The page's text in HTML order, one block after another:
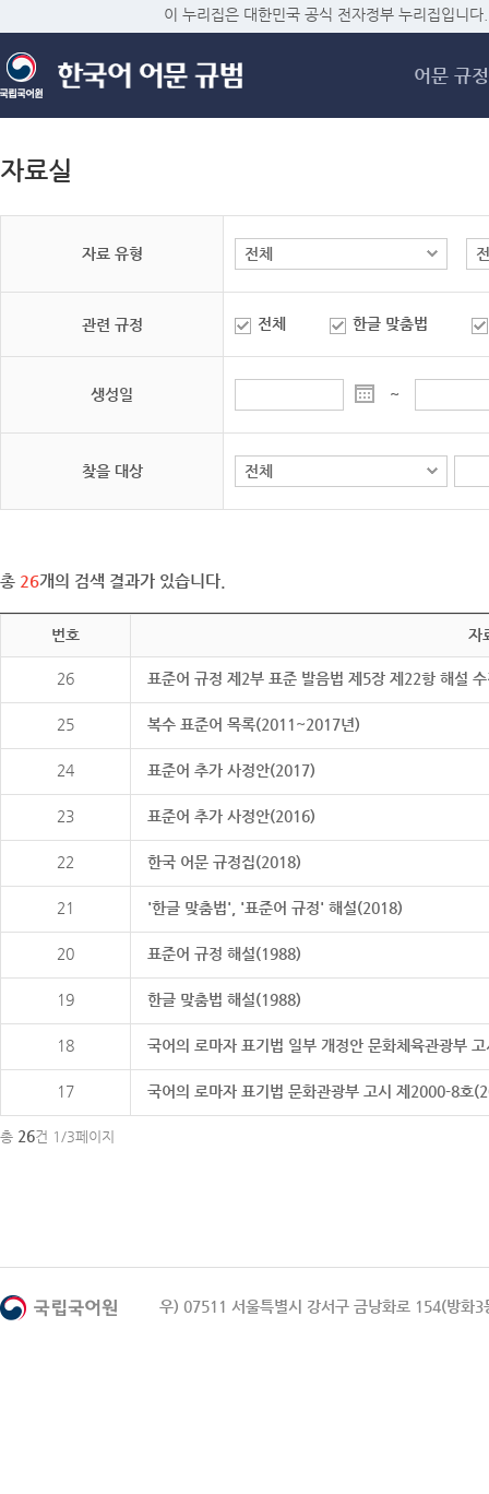
메
이 누리집은 대한민국 공식 전자정부 누리집입니다.
어문 규정
자료실
자료 유형
관련 규정 전체 한글 맞춤법
생성일 ~
찾을 대상
총 26개의 검색 결과가 있습니다.
번호 자
26 표준어 규정 제2부 표준 발음법 제5장 제22항 해설
25 복수 표준어 목록(2011~2017년)
24 표준어 추가 사정안(2017)
23 표준어 추가 사정안(2016)
22 한국 어문 규정집(2018)
21 '한글 맞춤법', '표준어 규정' 해설(2018)
20 표준어 규정 해설(1988)
19 한글 맞춤법 해설(1988)
18 국어의 로마자 표기법 일부 개정안 문화체육관광부
17 국어의 로마자 표기법 문화관광부 고시 제2000-8호
총 26건 1/3페이지
우) 07511 서울특별시 강서구 금낭화로 154(방화3